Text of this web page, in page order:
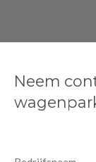
deNeem